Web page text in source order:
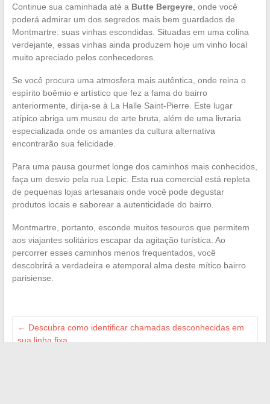
Continue sua caminhada até a Butte Bergeyre, onde você
poderá admirar um dos segredos mais bem guardados de
Montmartre: suas vinhas escondidas. Situadas em uma colina
verdejante, essas vinhas ainda produzem hoje um vinho local
muito apreciado pelos conhecedores.
Se você procura uma atmosfera mais autêntica, onde reina o
espírito boêmio e artístico que fez a fama do bairro
anteriormente, dirija-se à La Halle Saint-Pierre. Este lugar
atípico abriga um museu de arte bruta, além de uma livraria
especializada onde os amantes da cultura alternativa
encontrarão sua felicidade.
Para uma pausa gourmet longe dos caminhos mais conhecidos,
faça um desvio pela rua Lepic. Esta rua comercial está repleta
de pequenas lojas artesanais onde você pode degustar
produtos locais e saborear a autenticidade do bairro.
Montmartre, portanto, esconde muitos tesouros que permitem
aos viajantes solitários escapar da agitação turística. Ao
percorrer esses caminhos menos frequentados, você
descobrirá a verdadeira e atemporal alma deste mítico bairro
parisiense.
← Descubra como identificar chamadas desconhecidas em
sua linha fixa